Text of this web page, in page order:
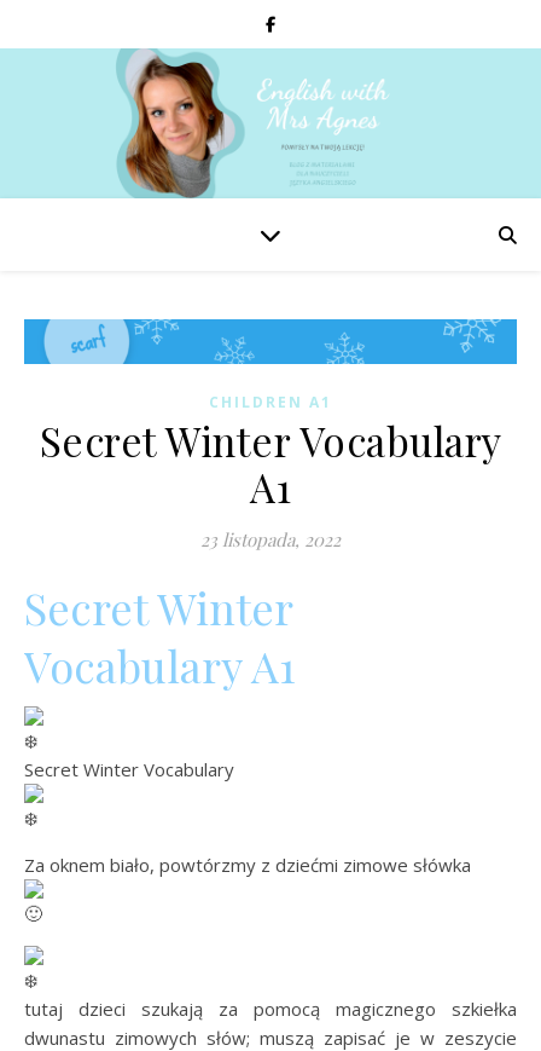
CHILDREN A1
Secret Winter Vocabulary
A1
23 listopada, 2022
Secret Winter
Vocabulary A1
Secret Winter Vocabulary
Za oknem biało, powtórzmy z dziećmi zimowe słówka
tutaj dzieci szukają za pomocą magicznego szkiełka
dwunastu zimowych słów; muszą zapisać je w zeszycie